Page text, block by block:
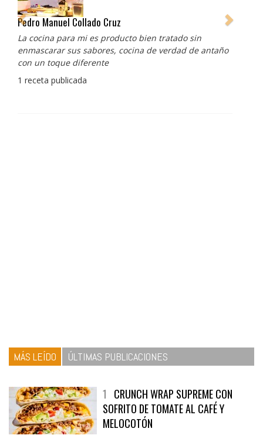
Pedro Manuel Collado Cruz
La cocina para mi es producto bien tratado sin
enmascarar sus sabores, cocina de verdad de antaño
con un toque diferente
1 receta publicada
MÁS LEÍDO ÚLTIMAS PUBLICACIONES
1 CRUNCH WRAP SUPREME CON
SOFRITO DE TOMATE AL CAFÉ Y
MELOCOTÓN